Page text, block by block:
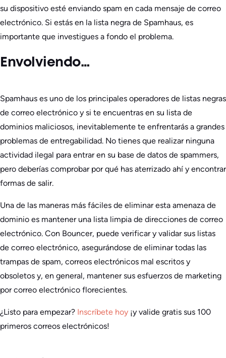
su dispositivo esté enviando spam en cada mensaje de correo
electrónico. Si estás en la lista negra de Spamhaus, es
importante que investigues a fondo el problema.
Envolviendo…
Spamhaus es uno de los principales operadores de listas negras
de correo electrónico y si te encuentras en su lista de
dominios maliciosos, inevitablemente te enfrentarás a grandes
problemas de entregabilidad. No tienes que realizar ninguna
actividad ilegal para entrar en su base de datos de spammers,
pero deberías comprobar por qué has aterrizado ahí y encontrar
formas de salir.
Una de las maneras más fáciles de eliminar esta amenaza de
dominio es mantener una lista limpia de direcciones de correo
electrónico. Con Bouncer, puede verificar y validar sus listas
de correo electrónico, asegurándose de eliminar todas las
trampas de spam, correos electrónicos mal escritos y
obsoletos y, en general, mantener sus esfuerzos de marketing
por correo electrónico florecientes.
¿Listo para empezar? Inscríbete hoy ¡y valide gratis sus 100
primeros correos electrónicos!